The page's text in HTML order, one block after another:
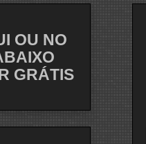
OU NO
GRÁTIS